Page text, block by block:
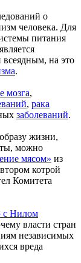
о
человека. Для
питания
на это
.
мозга,
, рака
заболеваний.
жизни,
можно
мясом» из
котрой
Комитета
с Нилом
власти стран
независимых
вреда